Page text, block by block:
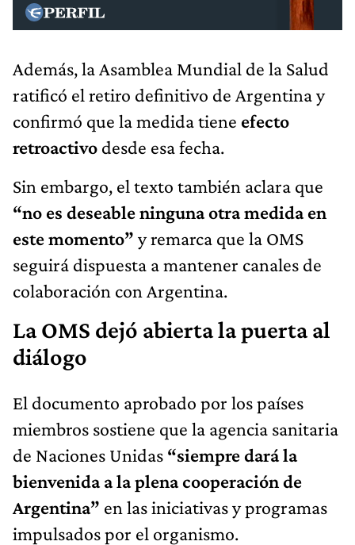
Además, la Asamblea Mundial de la Salud
ratificó el retiro definitivo de Argentina y
confirmó que la medida tiene efecto
retroactivo desde esa fecha.
Sin embargo, el texto también aclara que
“no es deseable ninguna otra medida en
este momento” y remarca que la OMS
seguirá dispuesta a mantener canales de
colaboración con Argentina.
La OMS dejó abierta la puerta al
diálogo
El documento aprobado por los países
miembros sostiene que la agencia sanitaria
de Naciones Unidas “siempre dará la
bienvenida a la plena cooperación de
Argentina” en las iniciativas y programas
impulsados por el organismo.